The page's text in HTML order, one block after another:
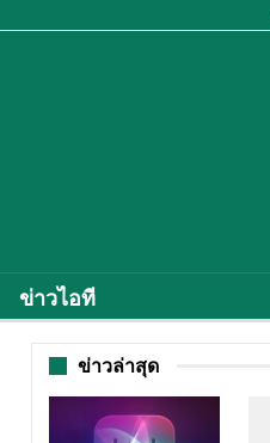
ข่าวไอที
ข่าวล่าสุด